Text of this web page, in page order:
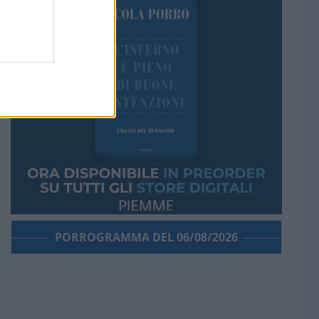
PORROGRAMMA DEL 06/08/2026